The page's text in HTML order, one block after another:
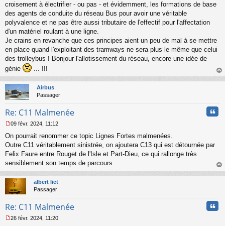
g
e
n
o
n
u
croisement à électrifier - ou pas - et évidemment, les formations de base
des agents de conduite du réseau Bus pour avoir une véritable
polyvalence et ne pas être aussi tributaire de l'effectif pour l'affectation
d'un matériel roulant à une ligne.
Je crains en revanche que ces principes aient un peu de mal à se mettre
en place quand l'exploitant des tramways ne sera plus le même que celui
des trolleybus ! Bonjour l'allotissement du réseau, encore une idée de
génie
... !!!
au
Airbus
Passager
Re: C11 Malmenée
e
s
s
g
n
o
l
u
09 févr. 2024, 11:12
On pourrait renommer ce topic Lignes Fortes malmenées.
Outre C11 véritablement sinistrée, on ajoutera C13 qui est détournée par
Felix Faure entre Rouget de l'Isle et Part-Dieu, ce qui rallonge très
sensiblement son temps de parcours.
au
albert liet
Passager
Re: C11 Malmenée
26 févr. 2024, 11:20